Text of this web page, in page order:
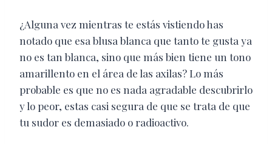
¿Alguna vez mientras te estás vistiendo has
notado que esa blusa blanca que tanto te gusta ya
no es tan blanca, sino que más bien tiene un tono
amarillento en el área de las axilas? Lo más
probable es que no es nada agradable descubrirlo
y lo peor, estas casi segura de que se trata de que
tu sudor es demasiado o radioactivo.